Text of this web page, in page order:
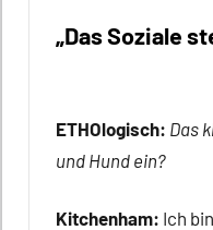
„Das Soziale
ETHOlogisch: Das
und Hund ein?
Kitchenham: Ich